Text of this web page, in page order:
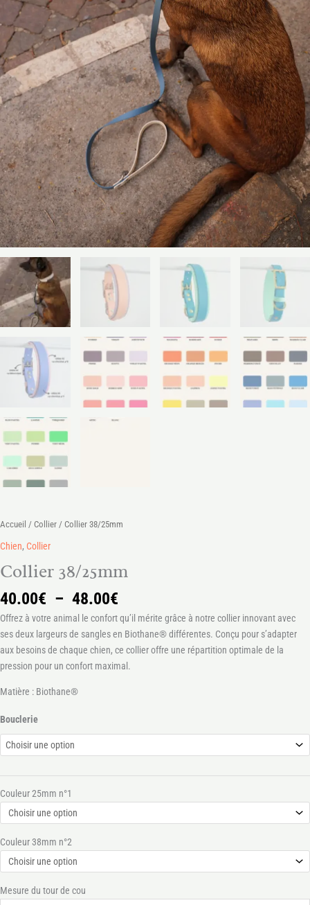
Accueil / Collier / Collier 38/25mm
Chien, Collier
Collier 38/25mm
40.00€ – 48.00€
Offrez à votre animal le confort qu’il mérite grâce à notre collier innovant avec
ses deux largeurs de sangles en Biothane® différentes. Conçu pour s’adapter
aux besoins de chaque chien, ce collier offre une répartition optimale de la
pression pour un confort maximal.
Matière : Biothane®
Bouclerie
Couleur 25mm n°1
Couleur 38mm n°2
Mesure du tour de cou